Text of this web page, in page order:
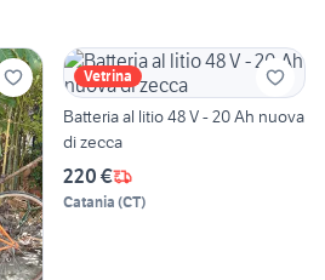
Vetrina
Batteria al litio 48 V - 20 Ah nuova
di zecca
220 €
Catania (CT)